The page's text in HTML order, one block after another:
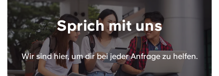
Sprich mit uns
Wir sind hier, um dir bei jeder Anfrage zu helfen.